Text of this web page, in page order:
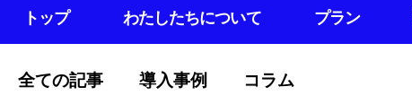
トップ わたしたちについて プラン
全ての記事 導入事例 コラム